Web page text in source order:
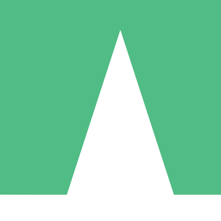
Individuella Kreditpaket
per användning med nedladdningskrediter. Inget månatligt åtagande
5 Nedladdningar
US$